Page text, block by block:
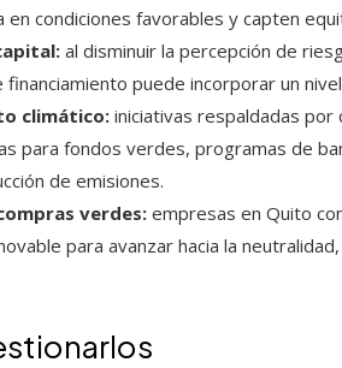
condiciones favorables y capten
al disminuir la percepción de
puede incorporar un
climático: iniciativas respaldadas
para fondos verdes, programas de
de emisiones.
verdes:empresas en Quito
para avanzar hacia la